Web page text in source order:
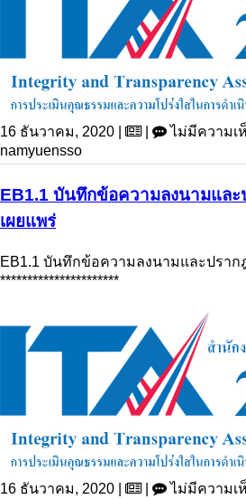
16 ธันวาคม, 2020 | ไม่มีความเ
namyuensso
EB1.1 บันทึกข้อความลงนามแล
เผยแพร่
EB1.1 บันทึกข้อความลงนามและปรา
**********************
16 ธันวาคม, 2020 | ไม่มีความเ